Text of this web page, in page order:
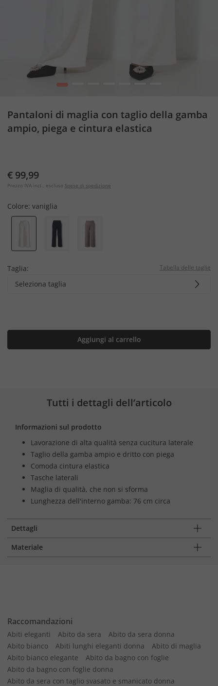
1
Pantaloni di maglia con taglio della gamba
ampio, piega e cintura elastica
€ 99,99
Prezzo IVA incl., escluso Spese di spedizione
Colore: vaniglia
Taglia: Tabella delle taglie
Seleziona taglia
Aggiungi al carrello
Tutti i dettagli dell’articolo
Informazioni sul prodotto
Lavorazione di alta qualità senza cucitura laterale
Taglio della gamba ampio e dritto con piega
Comoda cintura elastica
Tasche laterali
Maglia di qualità, che non si sforma
Lunghezza dell'interno gamba: 76 cm circa
Dettagli
Materiale
Raccomandazioni
Abiti eleganti Abito da sera
Abito da sera donna
Abito bianco
Abiti lunghi eleganti donna
Abito di maglia
Abito bianco elegante
Abito da bagno con foglie
Abito da bagno con foglie donna
Abito da sera con taglio svasato e smanicato donna